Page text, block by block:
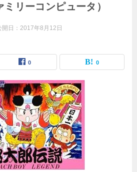
リーコンピュータ）
開日： 2017年8月12日
0 0